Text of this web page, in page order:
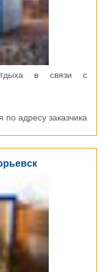
в связи с
адресу заказчика